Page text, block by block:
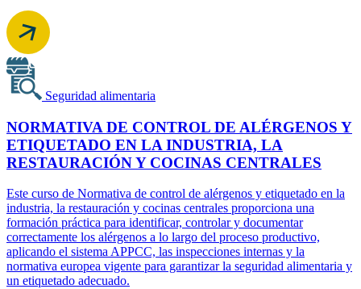
Seguridad alimentaria
NORMATIVA DE CONTROL DE ALÉRGENOS Y
ETIQUETADO EN LA INDUSTRIA, LA
RESTAURACIÓN Y COCINAS CENTRALES
Este curso de Normativa de control de alérgenos y etiquetado en la
industria, la restauración y cocinas centrales proporciona una
formación práctica para identificar, controlar y documentar
correctamente los alérgenos a lo largo del proceso productivo,
aplicando el sistema APPCC, las inspecciones internas y la
normativa europea vigente para garantizar la seguridad alimentaria y
un etiquetado adecuado.